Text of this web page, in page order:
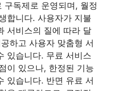
구독제로 운영되며, 월정
합니다. 사용자가 지불
서비스의 질에 따라 달
하고 사용자 맞춤형 서
있습니다. 무료 서비스
이 있으나, 한정된 기능
있습니다. 반면 유료 서